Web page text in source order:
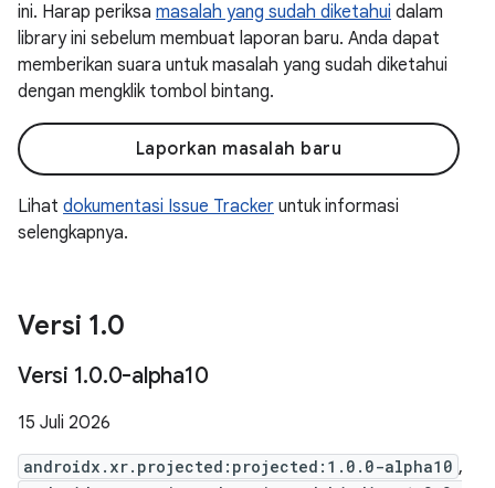
ini. Harap periksa masalah yang sudah diketahui dalam
library ini sebelum membuat laporan baru. Anda dapat
memberikan suara untuk masalah yang sudah diketahui
dengan mengklik tombol bintang.
Laporkan masalah baru
Lihat dokumentasi Issue Tracker untuk informasi
selengkapnya.
Versi 1.0
Versi 1.0.0-alpha10
15 Juli 2026
androidx.xr.projected:projected:1.0.0-alpha10 ,